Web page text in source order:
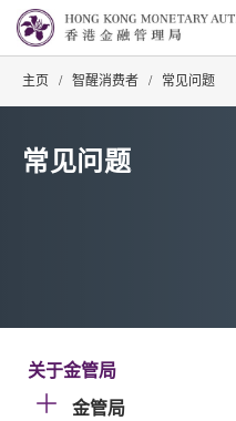
主页 / 智醒消费者 / 常见问题
常见问题
关于金管局
金管局